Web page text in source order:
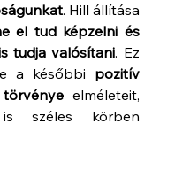
. Hill állítása
el tud képzelni és
tudja valósítani. Ez
a későbbi pozitív
elméleteit,
is széles körben